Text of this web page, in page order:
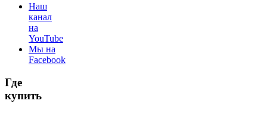
Наш
канал
на
YouTube
Мы на
Facebook
Где
купить